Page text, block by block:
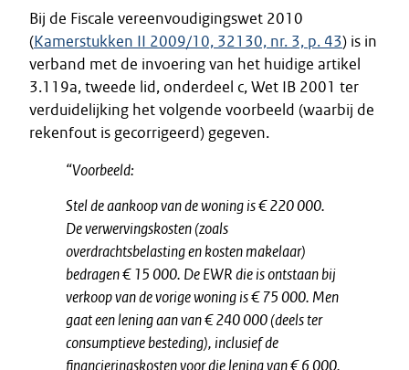
Bij de Fiscale vereenvoudigingswet 2010
(Kamerstukken II 2009/10, 32130, nr. 3, p. 43) is in
verband met de invoering van het huidige artikel
3.119a, tweede lid, onderdeel c, Wet IB 2001 ter
verduidelijking het volgende voorbeeld (waarbij de
rekenfout is gecorrigeerd) gegeven.
“Voorbeeld:
Stel de aankoop van de woning is € 220 000.
De verwervingskosten (zoals
overdrachtsbelasting en kosten makelaar)
bedragen € 15 000. De EWR die is ontstaan bij
verkoop van de vorige woning is € 75 000. Men
gaat een lening aan van € 240 000 (deels ter
consumptieve besteding), inclusief de
financieringskosten voor die lening van € 6 000.